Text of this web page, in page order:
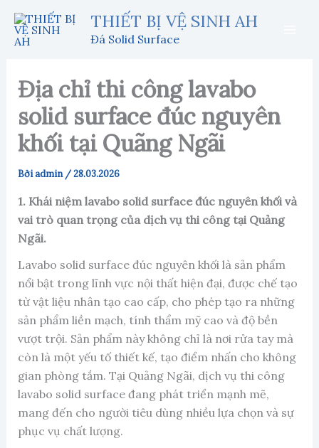
nội
THIẾT BỊ VỆ SINH AH
Đá Solid Surface
Địa chỉ thi công lavabo
solid surface đúc nguyên
khối tại Quãng Ngãi
Bởiadmin /28.03.2026
1. Khái niệm lavabo solid surface đúc nguyên khối và
vai trò quan trọng của dịch vụ thi công tại Quảng
Ngãi.
Lavabo solid surface đúc nguyên khối là sản phẩm
nổi bật trong lĩnh vực nội thất hiện đại, được chế tạo
từ vật liệu nhân tạo cao cấp, cho phép tạo ra những
sản phẩm liền mạch, tính thẩm mỹ cao và độ bền
vượt trội. Sản phẩm này không chỉ là nơi rửa tay mà
còn là một yếu tố thiết kế, tạo điểm nhấn cho không
gian phòng tắm. Tại Quảng Ngãi, dịch vụ thi công
lavabo solid surface đang phát triển mạnh mẽ,
mang đến cho người tiêu dùng nhiều lựa chọn và sự
phục vụ chất lượng.